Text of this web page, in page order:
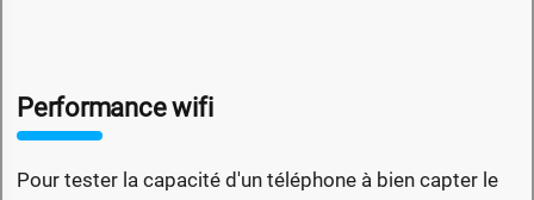
Performance wifi
Pour tester la capacité d'un téléphone à bien capter le